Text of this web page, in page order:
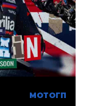
МОТОГП